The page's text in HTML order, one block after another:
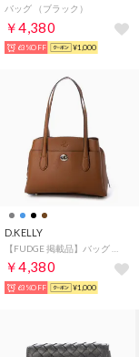
バッグ （ブラック）
￥4,380
63%OFF ¥1,000
D.KELLY
￥4,380
63%OFF ¥1,000